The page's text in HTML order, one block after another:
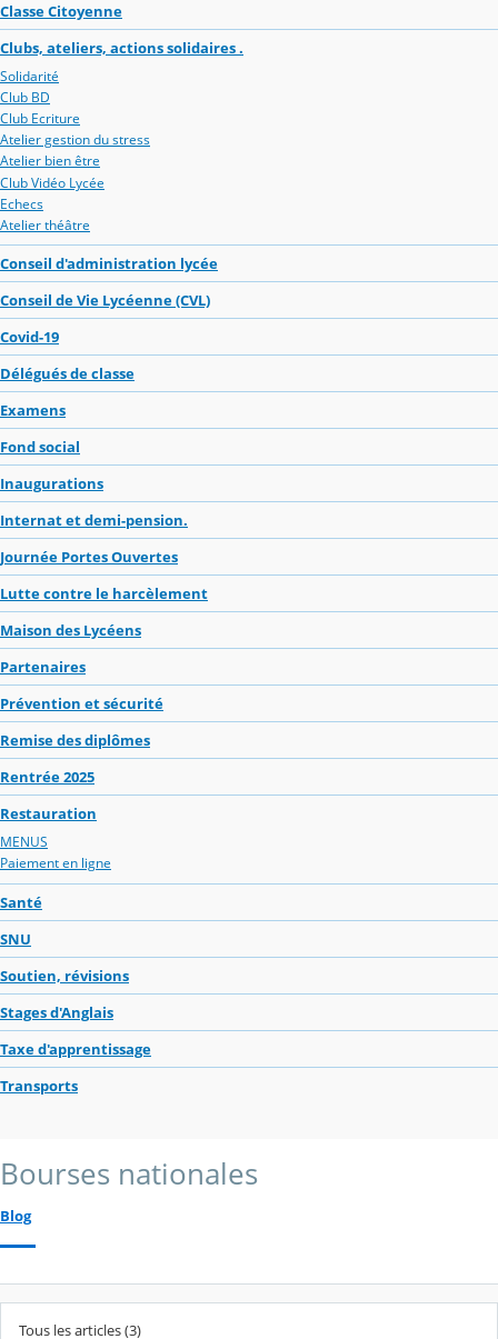
Classe Citoyenne
Clubs, ateliers, actions solidaires .
Solidarité
Club BD
Club Ecriture
Atelier gestion du stress
Atelier bien être
Club Vidéo Lycée
Echecs
Atelier théâtre
Conseil d'administration lycée
Conseil de Vie Lycéenne (CVL)
Covid-19
Délégués de classe
Examens
Fond social
Inaugurations
Internat et demi-pension.
Journée Portes Ouvertes
Lutte contre le harcèlement
Maison des Lycéens
Partenaires
Prévention et sécurité
Remise des diplômes
Rentrée 2025
Restauration
MENUS
Paiement en ligne
Santé
SNU
Soutien, révisions
Stages d'Anglais
Taxe d'apprentissage
Transports
Bourses nationales
Blog
Tous les articles (3)